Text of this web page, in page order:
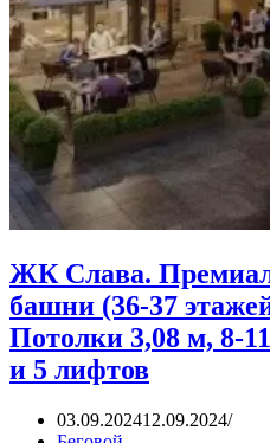
ЖК Слава.
башни (36-37
Потолки 3,08 м, 8-
и 5 лифтов
03.09.202412.09.2024